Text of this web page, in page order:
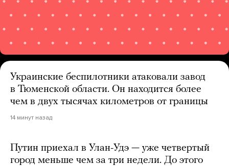
Украинские беспилотники атаковали завод
в Тюменской области. Он находится более
чем в двух тысячах километров от границы
14 минут назад
Путин приехал в Улан-Удэ — уже четвертый
город меньше чем за три недели. До этого